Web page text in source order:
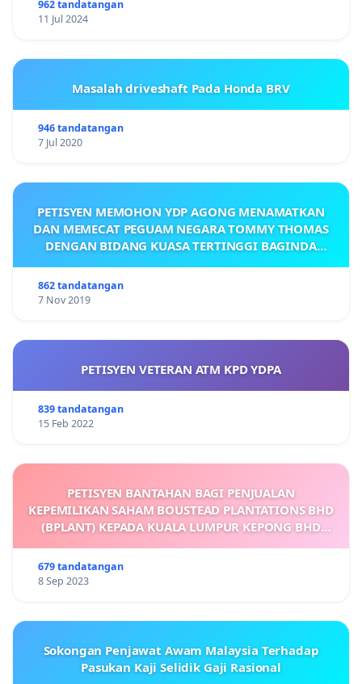
962 tandatangan
11 Jul 2024
Masalah driveshaft Pada Honda BRV
946 tandatangan
7 Jul 2020
PETISYEN MEMOHON YDP AGONG MENAMATKAN
DAN MEMECAT PEGUAM NEGARA TOMMY THOMAS
DENGAN BIDANG KUASA TERTINGGI BAGINDA
862 tandatangan
7 Nov 2019
PETISYEN VETERAN ATM KPD YDPA
839 tandatangan
15 Feb 2022
PETISYEN BANTAHAN BAGI PENJUALAN
KEPEMILIKAN SAHAM BOUSTEAD PLANTATIONS BHD
(BPLANT) KEPADA KUALA LUMPUR KEPONG BHD
679 tandatangan
8 Sep 2023
Sokongan Penjawat Awam Malaysia Terhadap
Pasukan Kaji Selidik Gaji Rasional